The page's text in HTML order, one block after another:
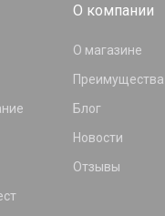
О компании
О магазине
Преимущества
Блог
Новости
Отзывы